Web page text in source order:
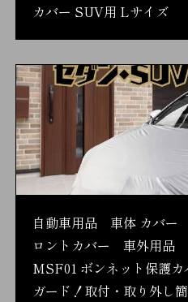
カバー SUV用 Lサイズ
自動車用品 車体 カバ
ロントカバー 車外用品
MSF01 ボンネット保護
ガード！取付・取り外し